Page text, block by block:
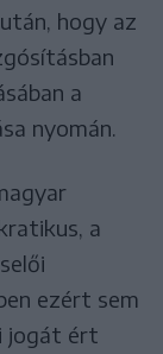
hogy az
a
nyomán.
a
ezért sem
jogát ért